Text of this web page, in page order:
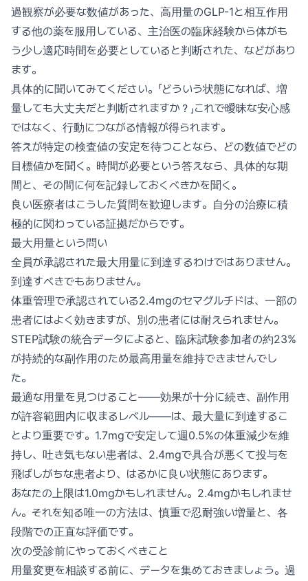
過観察が必要な数値があった、高用量のGLP-1と相互作用
する他の薬を服用している、主治医の臨床経験から体がも
う少し適応時間を必要としていると判断された、などがあり
ます。
具体的に聞いてみてください。「どういう状態になれば、増
量しても大丈夫だと判断されますか？」これで曖昧な安心感
ではなく、行動につながる情報が得られます。
答えが特定の検査値の安定を待つことなら、どの数値でどの
目標値かを聞く。時間が必要という答えなら、具体的な期
間と、その間に何を記録しておくべきかを聞く。
良い医療者はこうした質問を歓迎します。自分の治療に積
極的に関わっている証拠だからです。
最大用量という問い
全員が承認された最大用量に到達するわけではありません。
到達すべきでもありません。
体重管理で承認されている2.4mgのセマグルチドは、一部の
患者にはよく効きますが、別の患者には耐えられません。
STEP試験の統合データによると、臨床試験参加者の約23%
が持続的な副作用のため最高用量を維持できませんでし
た。
最適な用量を見つけること——効果が十分に続き、副作用
が許容範囲内に収まるレベル——は、最大量に到達するこ
とより重要です。1.7mgで安定して週0.5%の体重減少を維
持し、吐き気もない患者は、2.4mgで具合が悪くて投与を
飛ばしがちな患者より、はるかに良い状態にあります。
あなたの上限は1.0mgかもしれません。2.4mgかもしれませ
ん。それを知る唯一の方法は、慎重で忍耐強い増量と、各
段階での正直な評価です。
次の受診前にやっておくべきこと
用量変更を相談する前に、データを集めておきましょう。過